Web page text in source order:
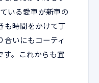
いる愛車が新車の
も時間をかけて丁
いにもコーティ
す。これからも宜